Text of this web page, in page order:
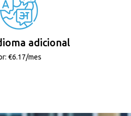
adicional
€6.17/mes